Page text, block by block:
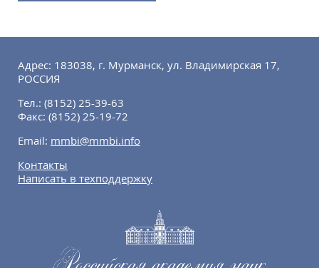
Адрес: 183038, г. Мурманск, ул. Владимирская 17,
РОССИЯ
Тел.: (8152) 25-39-63
Факс: (8152) 25-19-72
Email: mmbi@mmbi.info
Контакты
Написать в техподдержку